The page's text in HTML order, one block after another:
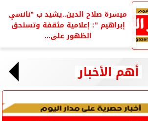
ميسرة صلاح الدين..يشيد ب ”نانسي
إبراهيم ”: إعلامية مثقفة وتستحق
الظهور على...
أهم الأخبار